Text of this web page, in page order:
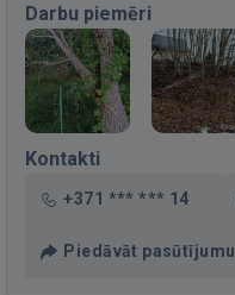
Darbu piemēri
Kontakti
+371 *** *** 14
Piedāvāt pasūtījumu